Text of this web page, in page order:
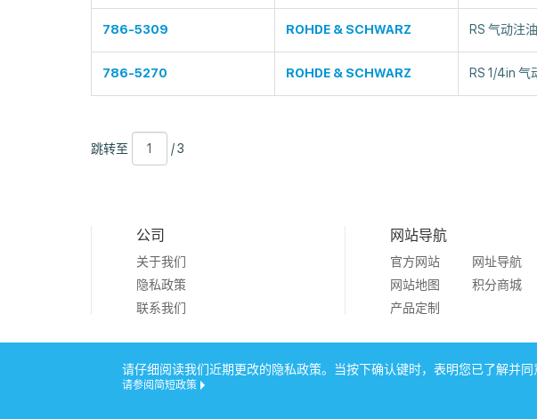
786-5309 ROHDE & SCHWARZ RS 气动注
786-5270 ROHDE & SCHWARZ RS 1/4in 气
跳
转
跳转至
3
/ 3
公司
关于我们
隐私政策
联系我们
网站导航
官方网站
网址导航
网站地图
积分商城
产品定制
请仔细阅读我们近期更改的隐私政策。当按下确认键时，表明您已了解并同
请参阅简短政策